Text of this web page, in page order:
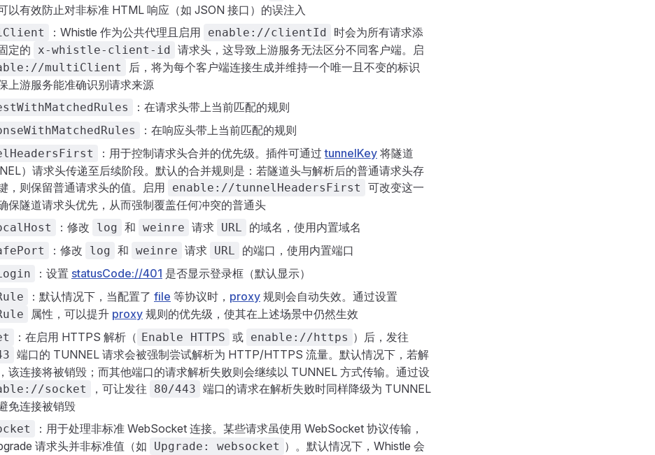
以有效防止对非标准 HTML 响应（如 JSON 接口）的误注入
：Whistle 作为公共代理且启用 enable://clientId
时会为所有请求添
定的
x-whistle-client-id 请求头，这导致上游服务无法区分不同客户端。启
multiClient
后，将为每个客户端连接生成并维持一个唯一且不变的标识
上游服务能准确识别请求来源
：在请求头带上当前匹配的规则
：在响应头带上当前匹配的规则
：用于控制请求头合并的优先级。插件可通过tunnelKey 将隧道
）请求头传递至后续阶段。默认的合并规则是：若隧道头与解析后的普通请求头存
，则保留普通请求头的值。启用
enable://tunnelHeadersFirst
可改变这一
保隧道请求头优先，从而强制覆盖任何冲突的普通头
：修改 log 和 weinre 请求 URL 的域名，使用内置域名
：修改 log 和 weinre 请求 URL 的端口，使用内置端口
：设置 statusCode://401 是否显示登录框（默认显示）
：默认情况下，当配置了 file 等协议时， proxy 规则会自动失效。通过设置
属性，可以提升 proxy 规则的优先级，使其在上述场景中仍然生效
：在启用 HTTPS 解析（ Enable HTTPS 或 enable://https ）后，发往
端口的 TUNNEL 请求会被强制尝试解析为 HTTP/HTTPS 流量。默认情况下，若解
该连接将被销毁；而其他端口的请求解析失败则会继续以 TUNNEL 方式传输。通过设
socket ，可让发往 80/443 端口的请求在解析失败时同样降级为 TUNNEL
免连接被销毁
：用于处理非标准 WebSocket 连接。某些请求虽使用 WebSocket 协议传输，
请求头并非标准值（如
Upgrade: websocket ）。默认情况下，Whistle 会